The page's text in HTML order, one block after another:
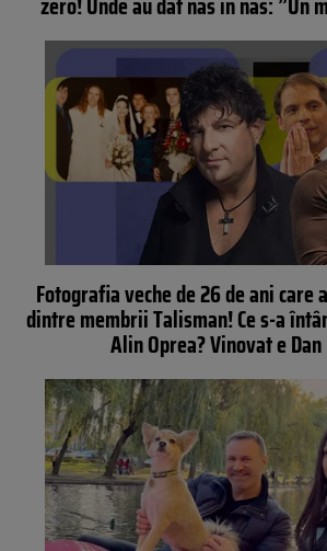
Fotografia veche de 26 de ani care
dintre membrii Talisman! Ce s-a
Alin Oprea? Vinovat e